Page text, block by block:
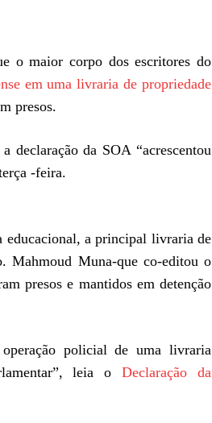
o maior corpo dos escritores do
em uma livraria de propriedade
presos.
a declaração da SOA “acrescentou
-feira.
educacional, a principal livraria de
Mahmoud Muna-que co-editou o
presos e mantidos em detenção
policial de uma livraria
leia oDeclaração da